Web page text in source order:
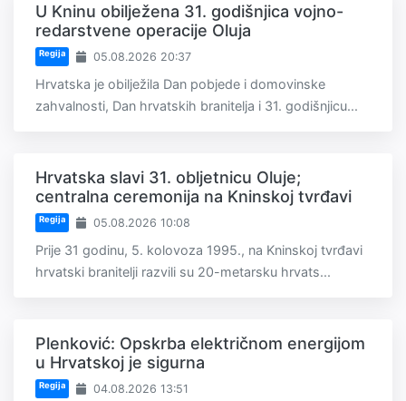
U Kninu obilježena 31. godišnjica vojno-
redarstvene operacije Oluja
Regija 05.08.2026 20:37
Hrvatska je obilježila Dan pobjede i domovinske
zahvalnosti, Dan hrvatskih branitelja i 31. godišnjicu...
Hrvatska slavi 31. obljetnicu Oluje;
centralna ceremonija na Kninskoj tvrđavi
Regija 05.08.2026 10:08
Prije 31 godinu, 5. kolovoza 1995., na Kninskoj tvrđavi
hrvatski branitelji razvili su 20-metarsku hrvats...
Plenković: Opskrba električnom energijom
u Hrvatskoj je sigurna
Regija 04.08.2026 13:51